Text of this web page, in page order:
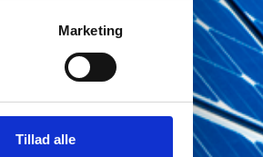
Marketing
Tillad alle